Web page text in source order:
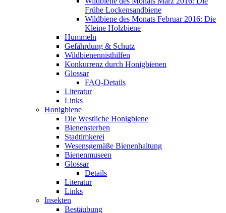
Frühe Lockensandbiene
Wildbiene des Monats Februar 2016: Die
Kleine Holzbiene
Hummeln
Gefährdung & Schutz
Wildbienennisthilfen
Konkurrenz durch Honigbienen
Glossar
FAQ-Details
Literatur
Links
Honigbiene
Die Westliche Honigbiene
Bienensterben
Stadtimkerei
Wesensgemäße Bienenhaltung
Bienenmuseen
Glossar
Details
Literatur
Links
Insekten
Bestäubung